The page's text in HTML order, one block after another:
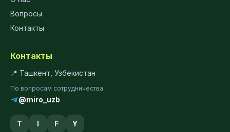
Вопросы
Контакты
Контакты
📍 Ташкент, Узбекистан
По вопросам сотрудничества
@miro_uzb
T I F Y